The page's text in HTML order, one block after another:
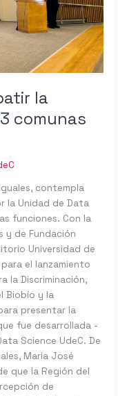
la
comunas
contempla
la Unidad de Data
funciones. Con la
y de Fundación
Universidad de
el lanzamiento
la Discriminación,
Biobío y la
presentar la
fue desarrollada -
Science UdeC. De
María José
que la Región del
de